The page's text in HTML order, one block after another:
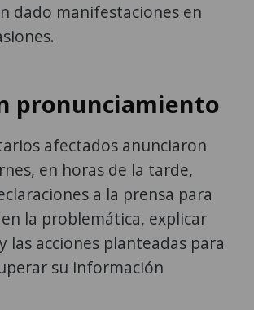
dado manifestaciones en
pronunciamiento
afectados anunciaron
en horas de la tarde,
a la prensa para
la problemática, explicar
las acciones planteadas para
su información